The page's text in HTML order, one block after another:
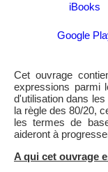
iBooks
Google
Cet ouvrage
expressions parmi
d'utilisation dans
la règle des 80/20,
les termes de
aideront à
A qui cet ouvrage